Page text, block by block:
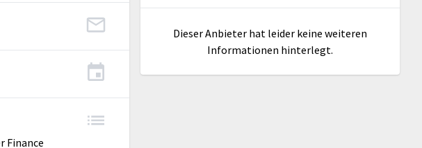
Finance
Dieser Anbieter hat leider keine weiteren
Informationen hinterlegt.